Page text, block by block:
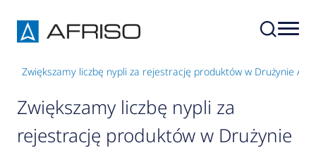
Zwiększamy liczbę nypli za rejestrację produktów w Drużynie A
Zwiększamy liczbę nypli za
rejestrację produktów w Drużynie